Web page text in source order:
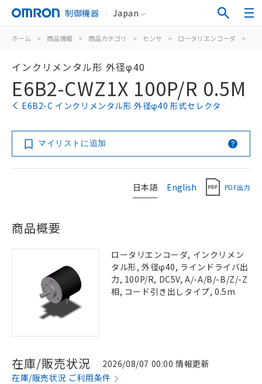
制御機器 Japan
ホーム > 商品情報 > 商品カテゴリ > センサ > ロータリエンコーダ >
インクリメンタル形 外径φ40
E6B2-CWZ1X 100P/R 0.5M
E6B2-C インクリメンタル形 外径φ40 形式セレクタ
マイリストに追加
日本語 English PDF出力
商品概要
ロータリエンコーダ, インクリメン
タル形, 外径φ40, ラインドライバ出
力, 100P/R, DC5V, A/-A/B/-B/Z/-Z
相, コード引き出しタイプ, 0.5m
在庫/販売状況
2026/08/07 00:00 情報更新
在庫/販売状況 ご利用条件